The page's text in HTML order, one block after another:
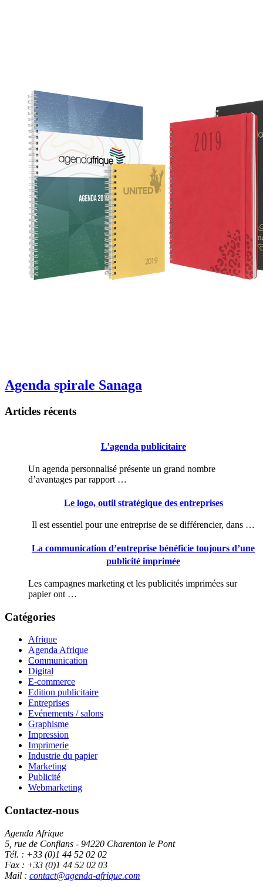
Agenda spirale Sanaga
Articles récents
L’agenda publicitaire
Un agenda personnalisé présente un grand nombre
d’avantages par rapport …
Le logo, outil stratégique des entreprises
Il est essentiel pour une entreprise de se différencier, dans …
La communication d’entreprise bénéficie toujours d’une
publicité imprimée
Les campagnes marketing et les publicités imprimées sur
papier ont …
Catégories
Afrique
Agenda Afrique
Communication
Digital
E-commerce
Edition publicitaire
Entreprises
Evénements / salons
Graphisme
Impression
Imprimerie
Industrie du papier
Marketing
Publicité
Webmarketing
Contactez-nous
Agenda Afrique
5, rue de Conflans - 94220 Charenton le Pont
Tél. : +33 (0)1 44 52 02 02
Fax : +33 (0)1 44 52 02 03
Mail : contact@agenda-afrique.com